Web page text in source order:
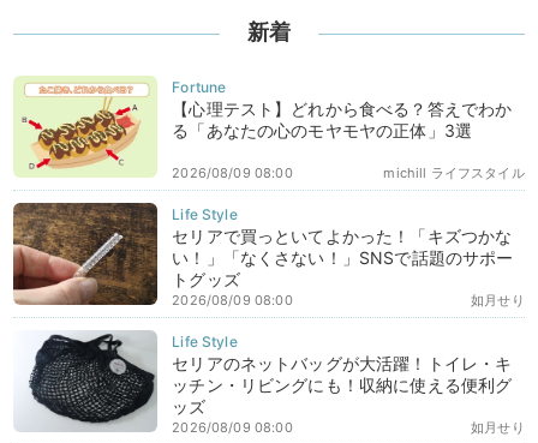
新着
【心理テスト】どれから食べる？答えでわか
る「あなたの心のモヤモヤの正体」3選
michill ライフスタイル
2026/08/09 08:00
セリアで買っといてよかった！「キズつかな
い！」「なくさない！」SNSで話題のサポー
トグッズ
如月せり
2026/08/09 08:00
セリアのネットバッグが大活躍！トイレ・キ
ッチン・リビングにも！収納に使える便利グ
ッズ
如月せり
2026/08/09 08:00